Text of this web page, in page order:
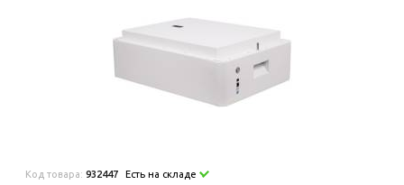
Код товара:932447 Есть на складе